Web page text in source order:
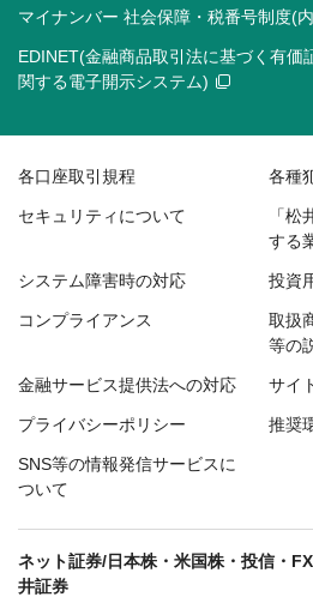
マイナンバー 社会保障・税番号制度(
EDINET(金融商品取引法に基づく有価
関する電子開示システム)
各口座取引規程 各種
セキュリティについて
「
する
システム障害時の対応 投資
コンプライアンス
取扱
等の
金融サービス提供法への対応 サイ
プライバシーポリシー 推奨
SNS等の情報発信サービスに
ついて
ネット証券/日本株・米国株・投信・
井証券